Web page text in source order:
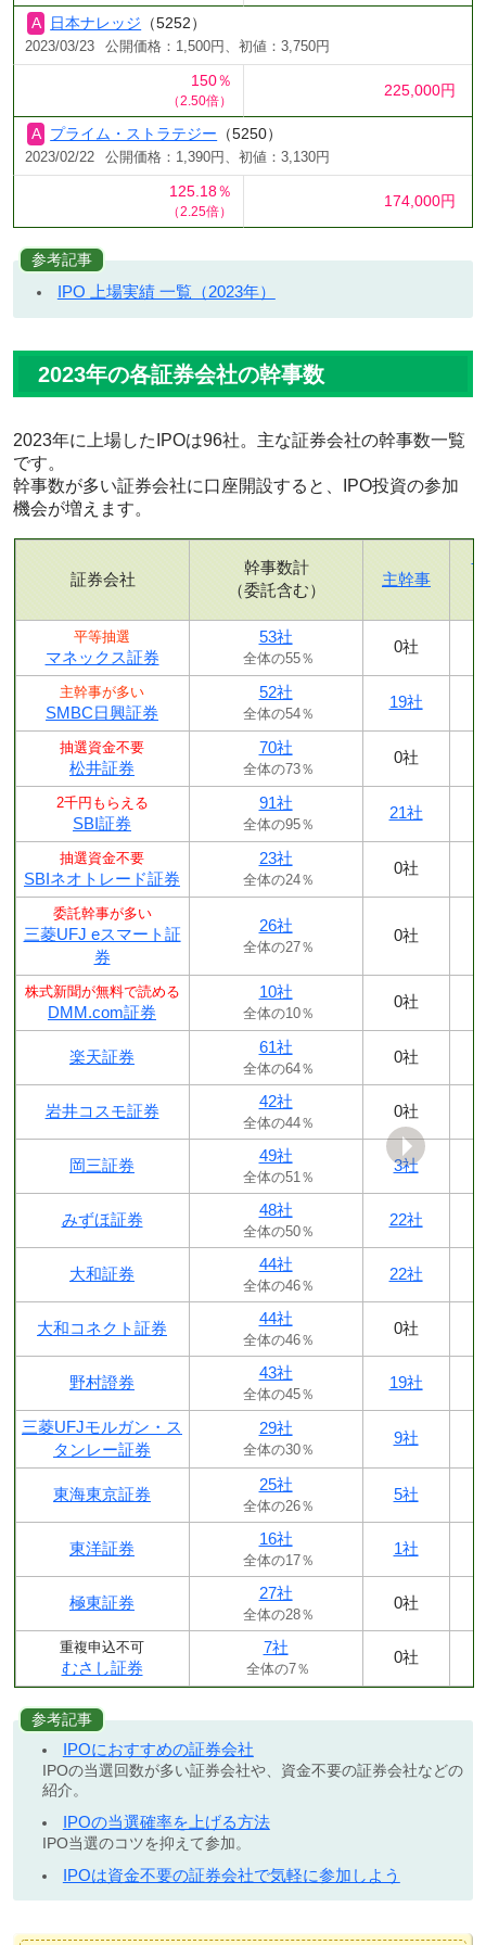
日本ナレッジ （5252）
2023/03/23 公開価格：1,500円、初値：3,750円
150％
（2.50倍）
225,000円
プライム・ストラテジー （5250）
2023/02/22 公開価格：1,390円、初値：3,130円
125.18％
（2.25倍）
174,000円
参考記事
IPO 上場実績 一覧（2023年）
2023年の各証券会社の幹事数
2023年に上場したIPOは96社。主な証券会社の幹事数一覧
です。
幹事数が多い証券会社に口座開設すると、IPO投資の参加
機会が増えます。
証券会社
幹事数計
（委託含む）
主幹事
平等抽選
マネックス証券
53社
全体の55％
0社
主幹事が多い
SMBC日興証券
52社
全体の54％
19社
抽選資金不要
松井証券
70社
全体の73％
0社
2千円もらえる
SBI証券
91社
全体の95％
21社
抽選資金不要
SBIネオトレード証券
23社
全体の24％
0社
委託幹事が多い
三菱UFJ eスマート証
券
26社
全体の27％
0社
株式新聞が無料で読める
DMM.com証券
10社
全体の10％
0社
楽天証券
61社
全体の64％
0社
岩井コスモ証券
42社
全体の44％
0社
岡三証券
49社
全体の51％
3社
みずほ証券
48社
全体の50％
22社
大和証券
44社
全体の46％
22社
大和コネクト証券
44社
全体の46％
0社
野村證券
43社
全体の45％
19社
三菱UFJモルガン・ス
タンレー証券
29社
全体の30％
9社
東海東京証券
25社
全体の26％
5社
東洋証券
16社
全体の17％
1社
極東証券
27社
全体の28％
0社
重複申込不可
むさし証券
7社
全体の7％
0社
参考記事
IPOにおすすめの証券会社
IPOの当選回数が多い証券会社や、資金不要の証券会社などの
紹介。
IPOの当選確率を上げる方法
IPO当選のコツを抑えて参加。
IPOは資金不要の証券会社で気軽に参加しよう